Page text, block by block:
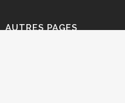
AUTRES PAGES